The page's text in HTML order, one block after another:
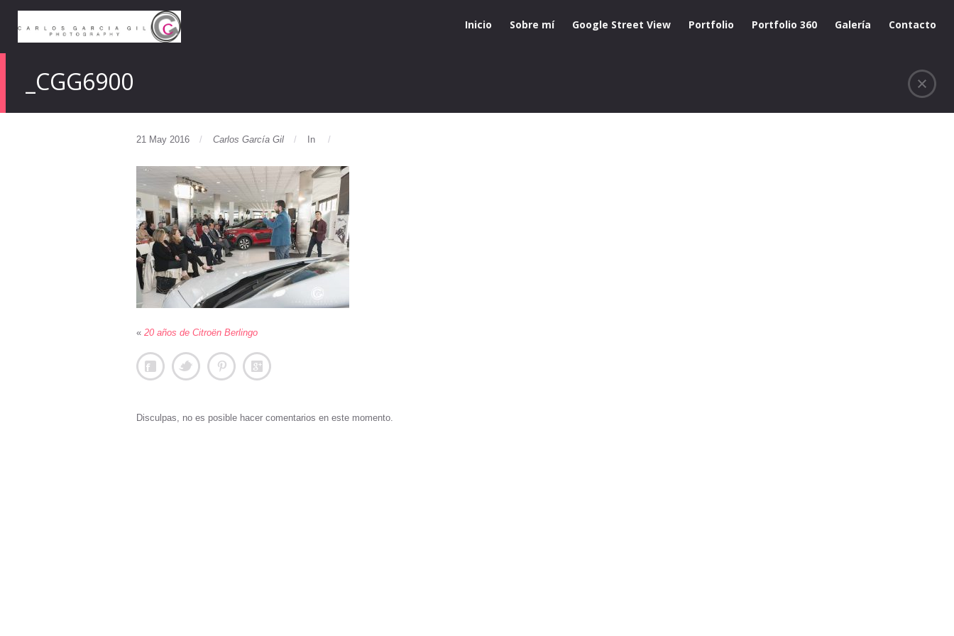
Inicio Sobre mí Google Street View Portfolio Portfolio 360 Galería Contacto
_CGG6900
21 May 2016 Carlos García Gil In
« 20 años de Citroën Berlingo
Disculpas, no es posible hacer comentarios en este momento.